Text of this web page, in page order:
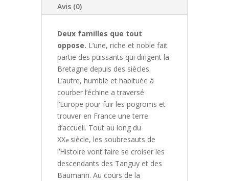
Avis (0)
Deux familles que tout
oppose. L’une, riche et noble fait
partie des puissants qui dirigent la
Bretagne depuis des siècles.
L’autre, humble et habituée à
courber l’échine a traversé
l’Europe pour fuir les pogroms et
trouver en France une terre
d’accueil. Tout au long du
XXe siècle, les soubresauts de
l’Histoire vont faire se croiser les
descendants des Tanguy et des
Baumann. Au cours de la